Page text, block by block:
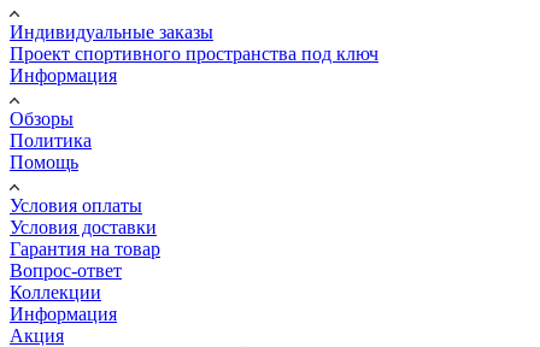
Индивидуальные заказы
Проект спортивного пространства под ключ
Информация
Обзоры
Политика
Помощь
Условия оплаты
Условия доставки
Гарантия на товар
Вопрос-ответ
Коллекции
Информация
Акция